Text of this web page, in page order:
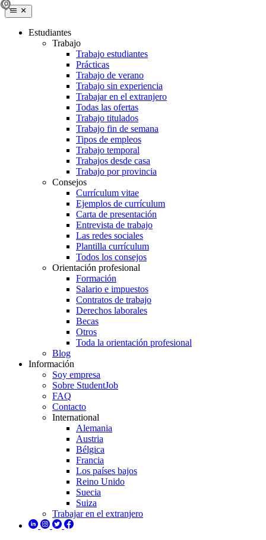
Estudiantes
Trabajo
Trabajo estudiantes
Prácticas
Trabajo de verano
Trabajo sin experiencia
Trabajar en el extranjero
Todas las ofertas
Trabajo titulados
Trabajo fin de semana
Tipos de empleos
Trabajo temporal
Trabajos desde casa
Trabajo por provincia
Consejos
Currículum vitae
Ejemplos de currículum
Carta de presentación
Entrevista de trabajo
Las redes sociales
Plantilla currículum
Todos los consejos
Orientación profesional
Formación
Salario e impuestos
Contratos de trabajo
Derechos laborales
Becas
Otros
Toda la orientación profesional
Blog
Información
Soy empresa
Sobre StudentJob
FAQ
Contacto
International
Alemania
Austria
Bélgica
Francia
Los países bajos
Reino Unido
Suecia
Suiza
Trabajar en el extranjero